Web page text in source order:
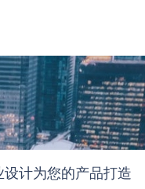
司
查看更多
？睿梵工业设计为您的产
计为您的产品打造